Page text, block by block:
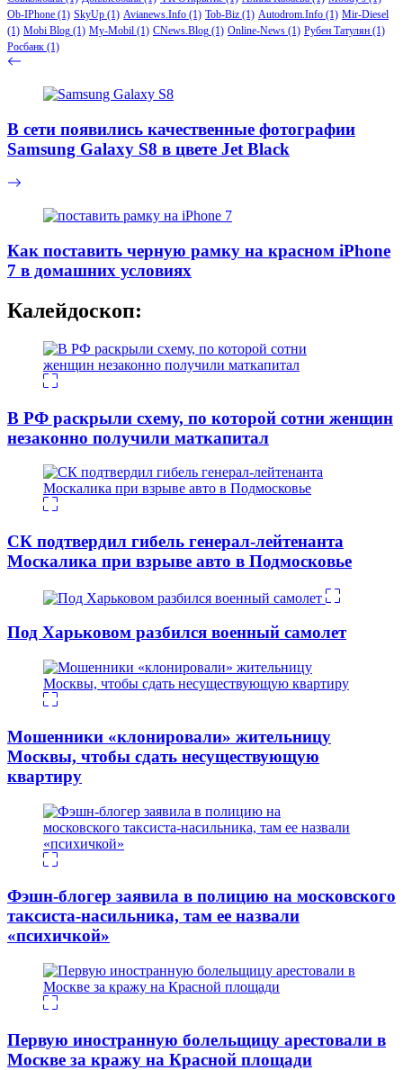
Ob-IPhone (1) SkyUp (1) Avianews.Info (1) Tob-Biz (1) Autodrom.Info (1) Mir-Diesel
(1) Mobi Blog (1) My-Mobil (1) CNews.Blog (1) Online-News (1) Рубен Татулян (1)
Росбанк (1)
В сети появились качественные фотографии
Samsung Galaxy S8 в цвете Jet Black
Как поставить черную рамку на красном iPhone
7 в домашних условиях
Калейдоскоп:
В РФ раскрыли схему, по которой сотни женщин
незаконно получили маткапитал
СК подтвердил гибель генерал-лейтенанта
Москалика при взрыве авто в Подмосковье
Под Харьковом разбился военный самолет
Мошенники «клонировали» жительницу
Москвы, чтобы сдать несуществующую
квартиру
Фэшн-блогер заявила в полицию на московского
таксиста-насильника, там ее назвали
«психичкой»
Первую иностранную болельщицу арестовали в
Москве за кражу на Красной площади